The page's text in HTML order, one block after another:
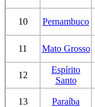
10 Pernambuco
11 Mato Grosso
12
Espírito
Santo
13 Paraíba